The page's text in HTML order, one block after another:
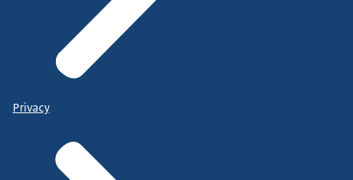
Privacy